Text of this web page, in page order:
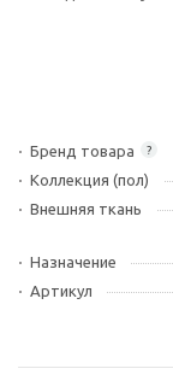
?
Бренд товара
Коллекция (пол)
Внешняя ткань
Назначение
Артикул